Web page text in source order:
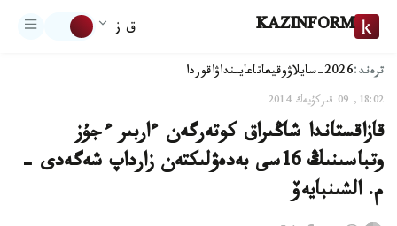
KAZINFORM ق ز
ترەند:2026-سايلاۋ وقيعاتاعايىنداۋاقوردا
18:02, 09 قىركۇيەك 2014
قازاقستاندا شاڭىراق كوتەرگەن ءاربىر ءجۇز
وتباسىنىڭ 16سى بەدەۋلىكتەن زارداپ شەگەدى -
م. الشىنبايەۆ